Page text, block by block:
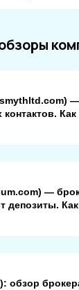
контактов.
—
депозиты. Как
обзор